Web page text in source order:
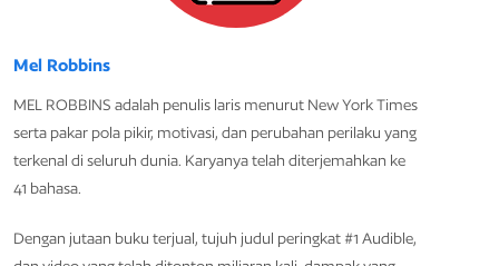
Mel Robbins
MEL ROBBINS adalah penulis laris menurut New York Times
serta pakar pola pikir, motivasi, dan perubahan perilaku yang
terkenal di seluruh dunia. Karyanya telah diterjemahkan ke
41 bahasa.
Dengan jutaan buku terjual, tujuh judul peringkat #1 Audible,